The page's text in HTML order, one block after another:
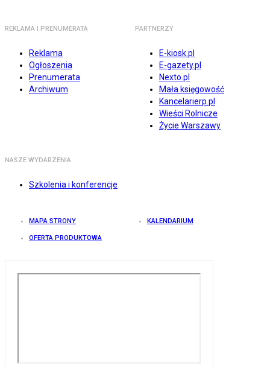
REKLAMA I PRENUMERATA
Reklama
Ogłoszenia
Prenumerata
Archiwum
PARTNERZY
E-kiosk.pl
E-gazety.pl
Nexto.pl
Mała księgowość
Kancelarierp.pl
Wieści Rolnicze
Życie Warszawy
NASZE WYDARZENIA
Szkolenia i konferencje
MAPA STRONY KALENDARIUM
OFERTA PRODUKTOWA